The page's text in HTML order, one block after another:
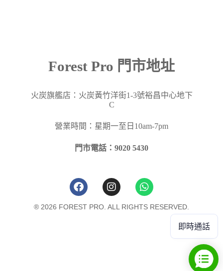
Forest Pro 門市地址
火炭旗艦店：火炭黃竹洋街1-3號裕昌中心地下
C
營業時間：星期一至日10am-7pm
門市電話：9020 5430
® 2026 FOREST PRO. ALL RIGHTS RESERVED.
即時通話